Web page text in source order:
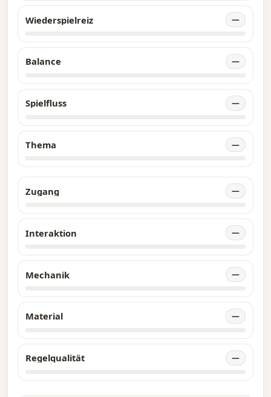
Wiederspielreiz —
Balance —
Spielfluss —
Thema —
Zugang —
Interaktion —
Mechanik —
Material —
Regelqualität —